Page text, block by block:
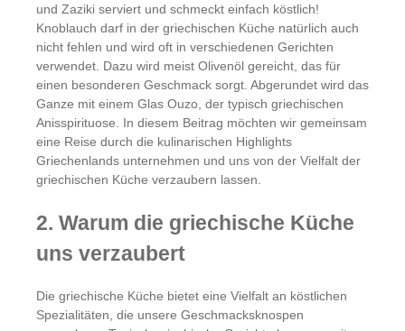
und Zaziki serviert und schmeckt einfach köstlich!
Knoblauch darf in der griechischen Küche natürlich auch
nicht fehlen und wird oft in verschiedenen Gerichten
verwendet. Dazu wird meist Olivenöl gereicht, das für
einen besonderen Geschmack sorgt. Abgerundet wird das
Ganze mit einem Glas Ouzo, der typisch griechischen
Anisspirituose. In diesem Beitrag möchten wir gemeinsam
eine Reise durch die kulinarischen Highlights
Griechenlands unternehmen und uns von der Vielfalt der
griechischen Küche verzaubern lassen.
2. Warum die griechische Küche
uns verzaubert
Die griechische Küche bietet eine Vielfalt an köstlichen
Spezialitäten, die unsere Geschmacksknospen